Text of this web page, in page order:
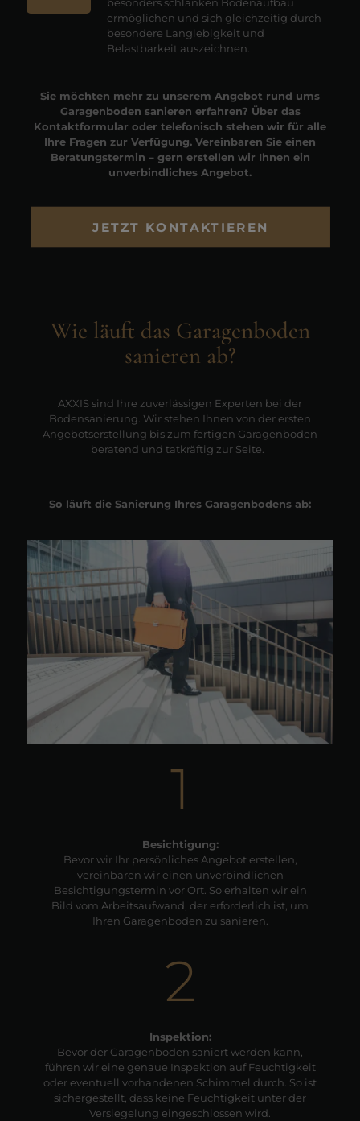
ermöglichen und sich gleichzeitig durch
besondere Langlebigkeit und
Belastbarkeit auszeichnen.
Sie möchten mehr zu unserem Angebot rund ums
Garagenboden sanieren erfahren? Über das
Kontaktformular oder telefonisch stehen wir für alle
Ihre Fragen zur Verfügung. Vereinbaren Sie einen
Beratungstermin – gern erstellen wir Ihnen ein
unverbindliches Angebot.
JETZT KONTAKTIEREN
Wie läuft das Garagenboden
sanieren ab?
AXXIS sind Ihre zuverlässigen Experten bei der
Bodensanierung. Wir stehen Ihnen von der ersten
Angebotserstellung bis zum fertigen Garagenboden
beratend und tatkräftig zur Seite.
So läuft die Sanierung Ihres Garagenbodens ab:
1
Besichtigung:
Bevor wir Ihr persönliches Angebot erstellen,
vereinbaren wir einen unverbindlichen
Besichtigungstermin vor Ort. So erhalten wir ein
Bild vom Arbeitsaufwand, der erforderlich ist, um
Ihren Garagenboden zu sanieren.
2
Inspektion:
Bevor der Garagenboden saniert werden kann,
führen wir eine genaue Inspektion auf Feuchtigkeit
oder eventuell vorhandenen Schimmel durch. So ist
sichergestellt, dass keine Feuchtigkeit unter der
Versiegelung eingeschlossen wird.